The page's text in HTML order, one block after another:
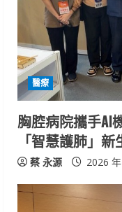
醫療
胸腔病院攜手AI
「智慧護肺」新
蔡 永源 2026